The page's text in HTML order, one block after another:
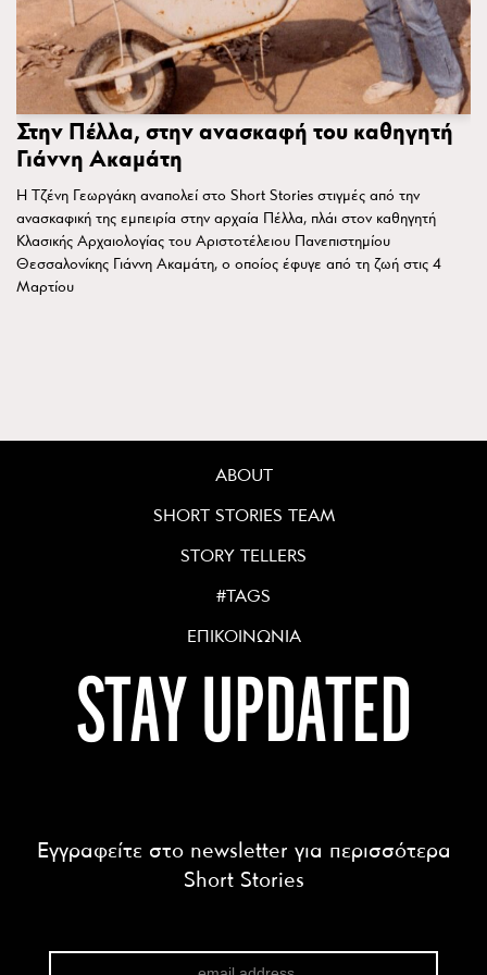
Στην Πέλλα, στην ανασκαφή του καθηγητή
Γιάννη Ακαμάτη
Η Τζένη Γεωργάκη αναπολεί στο Short Stories στιγμές από την
ανασκαφική της εμπειρία στην αρχαία Πέλλα, πλάι στον καθηγητή
Κλασικής Αρχαιολογίας του Αριστοτέλειου Πανεπιστημίου
Θεσσαλονίκης Γιάννη Ακαμάτη, ο οποίος έφυγε από τη ζωή στις 4
Μαρτίου
ABOUT
SHORT STORIES TEAM
STORY TELLERS
#TAGS
ΕΠΙΚΟΙΝΩΝΙΑ
STAY UPDATED
Εγγραφείτε στο newsletter για περισσότερα
Short Stories